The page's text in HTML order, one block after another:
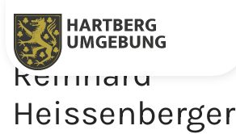
Skip
content
Reinhard
Heissenberger